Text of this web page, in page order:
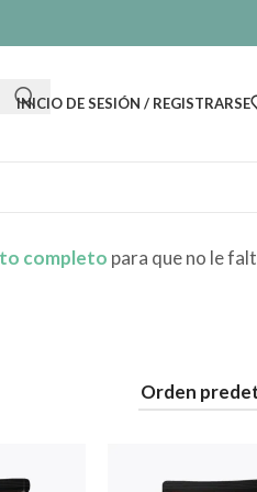
INICIO DE SESIÓN / REGISTRARSE
completo para que no le